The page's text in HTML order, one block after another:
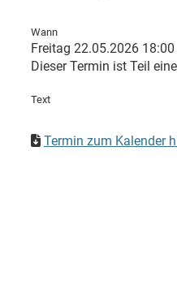
Wann
Freitag 22.05.2026 18:00
Dieser Termin ist Teil
Text
Termin zum Kalender